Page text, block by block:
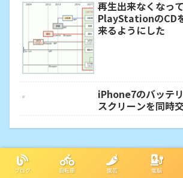
再生出来なくなっ
PlayStationのCD
来るようにした
iPhone7のバッテ
スクリーンを同時
ブログ 自転車 園芸 電脳